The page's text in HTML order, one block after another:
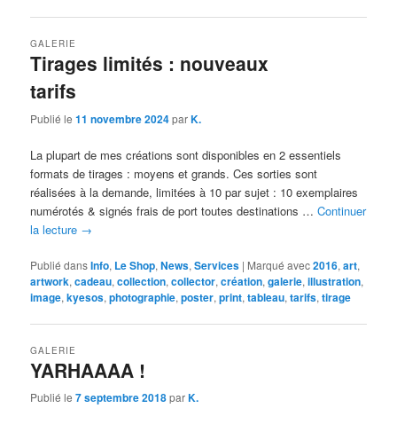
Tirages limités : nouveaux
tarifs
GALERIE
Publié le11 novembre 2024parK.
La plupart de mes créations sont disponibles en 2 essentiels
formats de tirages : moyens et grands. Ces sorties sont
réalisées à la demande, limitées à 10 par sujet : 10 exemplaires
numérotés & signés frais de port toutes destinations …Continuer
la lecture →
Publié dansInfo, Le Shop,News,Services | Marqué avec2016,art,
artwork,cadeau,collection,collector,création,galerie,illustration,
image,kyesos,photographie,poster,print,tableau,tarifs,tirage
YARHAAAA !
GALERIE
Publié le7 septembre 2018parK.